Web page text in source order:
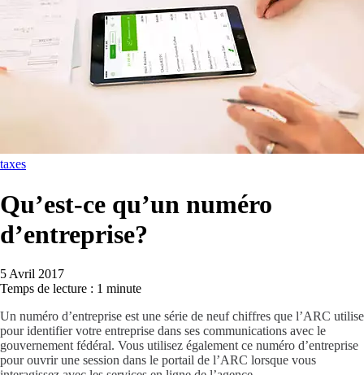
taxes
Qu’est-ce qu’un numéro
d’entreprise?
5 Avril 2017
Temps de lecture : 1 minute
Un numéro d’entreprise est une série de neuf chiffres que l’ARC utilise
pour identifier votre entreprise dans ses communications avec le
gouvernement fédéral. Vous utilisez également ce numéro d’entreprise
pour ouvrir une session dans le portail de l’ARC lorsque vous